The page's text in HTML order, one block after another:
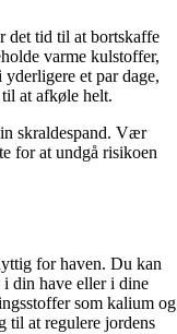
det tid til at bortskaffe
varme kulstoffer,
yderligere et par dage,
at afkøle helt.
skraldespand. Vær
for at undgå risikoen
for haven. Du kan
din have eller i dine
som kalium og
til at regulere jordens